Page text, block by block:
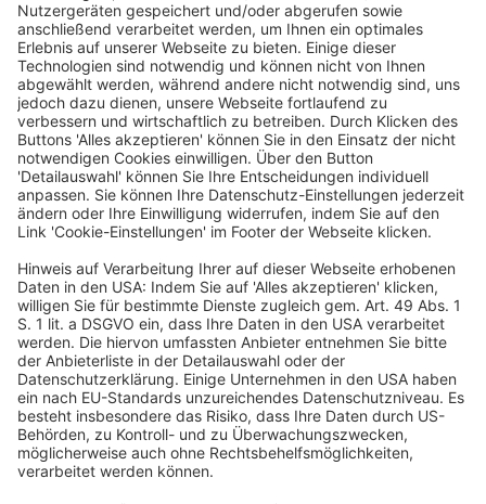
Adresse
dfv Conference Group GmbH
Mainzer Landstr. 251
60326 Frankfurt am Main
Telefon: +49 69 7595-3000
Telefax: +49 69 7595-3020
E-Mail:info@dfvcg.de
Newsletter
Ja, ich möchte den Newsletter der dfv Conference Group